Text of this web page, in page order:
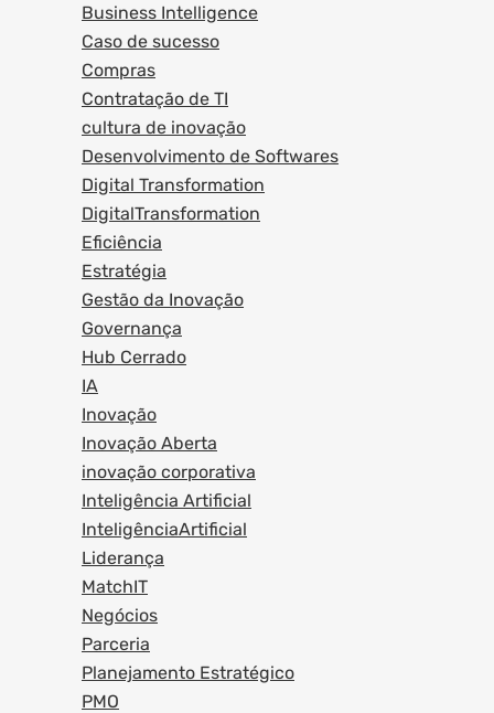
Business Intelligence
Caso de sucesso
Compras
Contratação de TI
cultura de inovação
Desenvolvimento de Softwares
Digital Transformation
DigitalTransformation
Eficiência
Estratégia
Gestão da Inovação
Governança
Hub Cerrado
IA
Inovação
Inovação Aberta
inovação corporativa
Inteligência Artificial
InteligênciaArtificial
Liderança
MatchIT
Negócios
Parceria
Planejamento Estratégico
PMO